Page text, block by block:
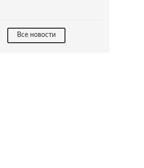
Все новости